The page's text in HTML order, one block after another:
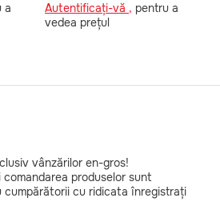
a
Autentificați-vă , pentru a
vedea prețul
vânzărilor en-gros!
produselor sunt
cumpărătorii cu ridicata înregistrați